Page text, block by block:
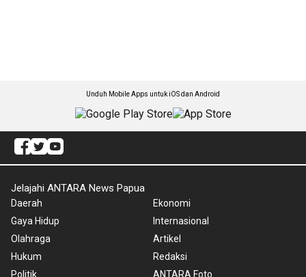
Unduh Mobile Apps untuk iOS dan Android
Jelajahi ANTARA News Papua
Daerah
Gaya Hidup
Olahraga
Hukum
Politik
Ekonomi
Internasional
Artikel
Redaksi
ANTARA Foto